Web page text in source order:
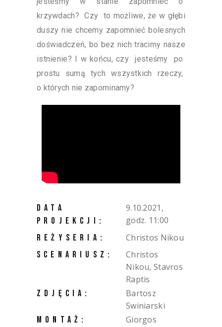
krzywdach? Czy to możliwe, że w głębi
duszy nie chcemy zapomnieć bolesnych
doświadczeń, bo bez nich tracimy nasze
istnienie? I w końcu, czy jesteśmy po
prostu sumą tych wszystkich rzeczy,
o których nie zapominamy?
DATA
PROJEKCJI:
9.10.2021,
godz. 11:00
REŻYSERIA: Christos Nikou
SCENARIUSZ:
Christos
Nikou, Stavros
Raptis
ZDJĘCIA:
Bartosz
Swiniarski
MONTAŻ:
Giorgos